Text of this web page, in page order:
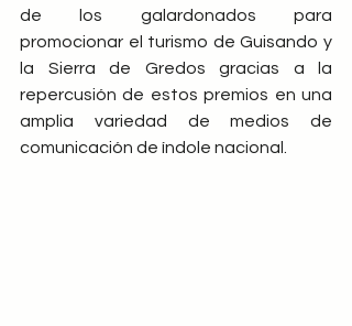
de los galardonados para
promocionar el turismo de Guisando y
la Sierra de Gredos gracias a la
repercusión de estos premios en una
amplia variedad de medios de
comunicación de índole nacional.